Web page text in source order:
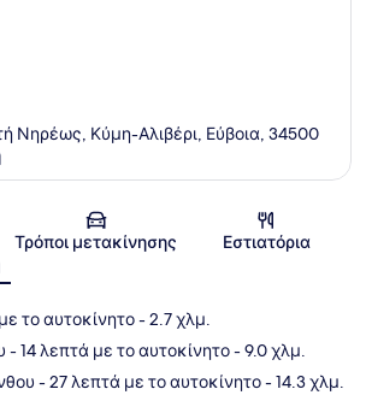
Χάρτης
Νηρέως, Κύμη-Αλιβέρι, Εύβοια, 34500
Τρόποι μετακίνησης Εστιατόρια
το αυτοκίνητο- 2.7 χλμ.
- 14 λεπτά με το αυτοκίνητο- 9.0 χλμ.
- 27 λεπτά με το αυτοκίνητο- 14.3 χλμ.